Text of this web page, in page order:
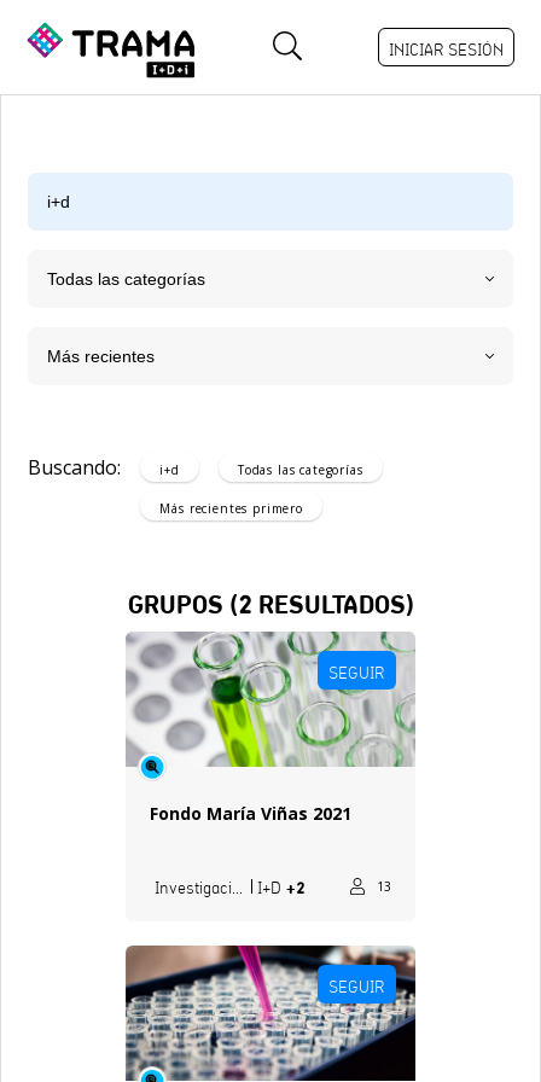
INICIAR SESIÓN
Todas las categorías
Más recientes
Buscando: i+d Todas las categorías
Más recientes primero
GRUPOS (2 RESULTADOS)
SEGUIR
Fondo María Viñas 2021
I+d +2 13
SEGUIR